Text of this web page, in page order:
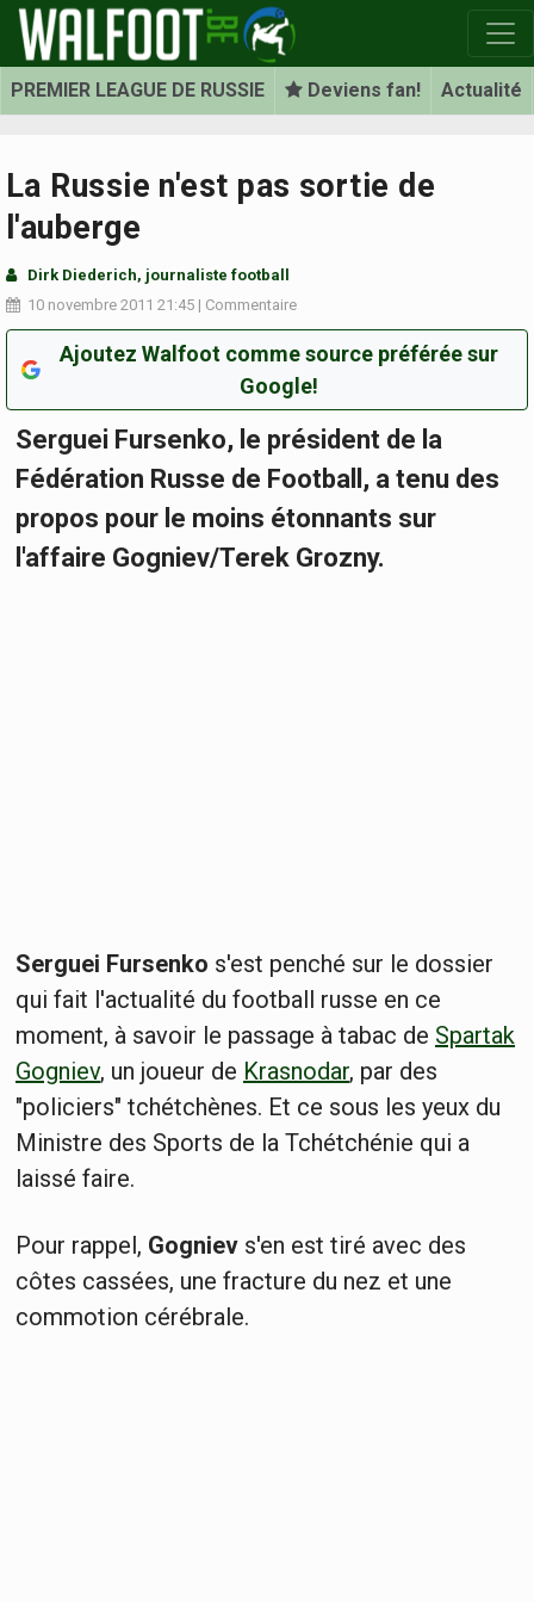
PREMIER LEAGUE DE RUSSIE Deviens fan! Actualité
La Russie n'est pas sortie de
l'auberge
Dirk Diederich, journaliste football
10 novembre 2011 21:45 | Commentaire
Ajoutez Walfoot comme source préférée sur
Google!
Serguei Fursenko, le président de la
Fédération Russe de Football, a tenu des
propos pour le moins étonnants sur
l'affaire Gogniev/Terek Grozny.
Serguei Fursenko s'est penché sur le dossier
qui fait l'actualité du football russe en ce
moment, à savoir le passage à tabac de Spartak
Gogniev, un joueur de Krasnodar, par des
"policiers" tchétchènes. Et ce sous les yeux du
Ministre des Sports de la Tchétchénie qui a
laissé faire.
Pour rappel, Gogniev s'en est tiré avec des
côtes cassées, une fracture du nez et une
commotion cérébrale.